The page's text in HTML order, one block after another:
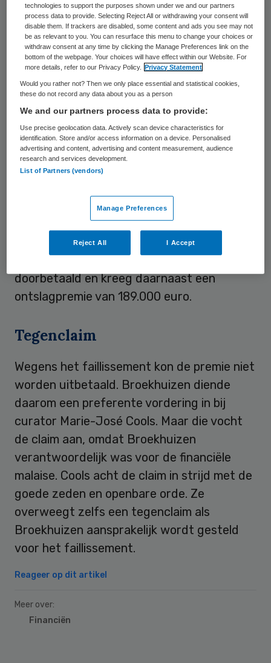
van De Zonnehuizen moet van de
Rechtbank Midden-Nederland Broekhuizen
de preferente vordering van Broekhuizen
erkennen. Daarmee heeft hij als schuldeiser
voorrang op andere eisers.
Wanbeleid
De antroposofische zorginstelling werd in
december 2011failliet verklaard
daarvoor opgestapt, onder druk van
verzekeraar Agis en de IGZ, nadat ernstig
financieel wanbeleid aan het licht was
gekomen. Broekhuizen werd tot eind 2011
doorbetaald en kreeg daarnaast een
ontslagpremie van 189.000 euro.
Tegenclaim
Wegens het faillissement kon de premie niet
worden uitbetaald. Broekhuizen diende
daarom een preferente vordering in bij
curator Marie-José Cools. Maar die vocht
de claim aan, omdat Broekhuizen
verantwoordelijk was voor de financiële
malaise. Cools acht de claim in strijd met de
goede zeden en openbare orde. Ze
overweegt zelfs een tegenclaim als
Broekhuizen aansprakelijk wordt gesteld
voor het faillissement.
Reageer op dit artikel
Meer over:
Financiën
technologies to support the purposes shown under we and our partners
process data to provide. Selecting Reject All or withdrawing your consent will
disable them. If trackers are disabled, some content and ads you see may not
be as relevant to you. You can resurface this menu to change your choices or
withdraw consent at any time by clicking the Manage Preferences link on the
bottom of the webpage. Your choices will have effect within our Website. For
more details, refer to our Privacy Policy.
Privacy Statement
Would you rather not? Then we only place essential and statistical cookies,
these do not record any data about you as a person
We and our partners process data to provide:
Use precise geolocation data. Actively scan device characteristics for
identification. Store and/or access information on a device. Personalised
advertising and content, advertising and content measurement, audience
research and services development.
List of Partners (vendors)
Manage Preferences
Reject All I Accept